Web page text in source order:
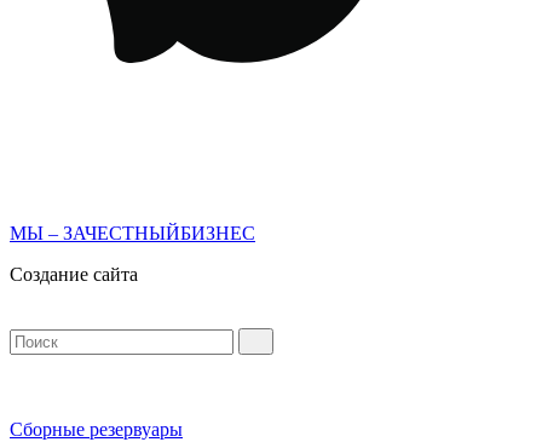
МЫ – ЗАЧЕСТНЫЙБИЗНЕС
Создание сайта
Сборные резервуары